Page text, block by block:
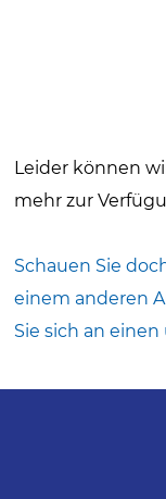
Leider können
mehr zur
Schauen Sie
einem anderen
Sie sich an